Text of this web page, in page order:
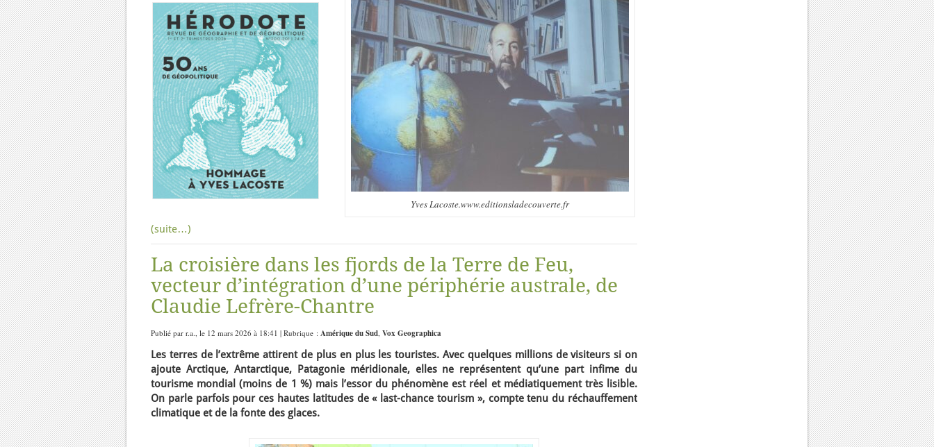
Yves Lacoste.www.editionsladecouverte.fr
(suite…)
La croisière dans les fjords de la Terre de Feu,
vecteur d’intégration d’une périphérie australe, de
Claudie Lefrère-Chantre
Publié par r.a., le 12 mars 2026 à 18:41 | Rubrique : Amérique du Sud, Vox Geographica
Les terres de l’extrême attirent de plus en plus les touristes. Avec quelques millions de visiteurs si on
ajoute Arctique, Antarctique, Patagonie méridionale, elles ne représentent qu’une part infime du
tourisme mondial (moins de 1 %) mais l’essor du phénomène est réel et médiatiquement très lisible.
On parle parfois pour ces hautes latitudes de « last-chance tourism », compte tenu du réchauffement
climatique et de la fonte des glaces.